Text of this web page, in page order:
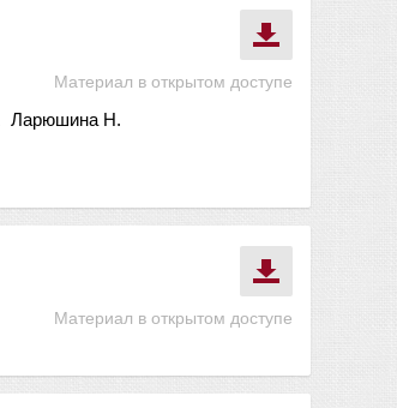
Материал в открытом доступе
Ларюшина Н.
Материал в открытом доступе